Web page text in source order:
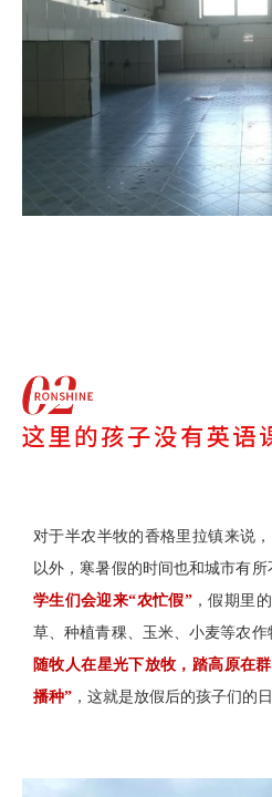
对于半农半牧的香格里拉镇来说
以外，寒暑假的时间也和城市有所
学生们会迎来“农忙假”，假期里
草、种植青稞、玉米、小麦等农作
随牧人在星光下放牧，踏高原在
播种” ，这就是放假后的孩子们的日